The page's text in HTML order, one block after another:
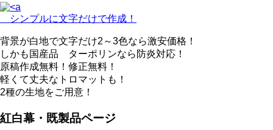
シンプルに文字だけで作成！
背景が白地で文字だけ2～3色なら激安価格！
しかも国産品 ターポリンなら防炎対応！
原稿作成無料！修正無料！
軽くて丈夫なトロマットも！
2種の生地をご用意！
紅白幕・既製品ページ